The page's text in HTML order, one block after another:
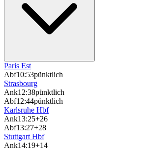
Paris Est
Abf10:53pünktlich
Strasbourg
Ank12:38pünktlich
Abf12:44pünktlich
Karlsruhe Hbf
Ank13:25+26
Abf13:27+28
Stuttgart Hbf
Ank14:19+14